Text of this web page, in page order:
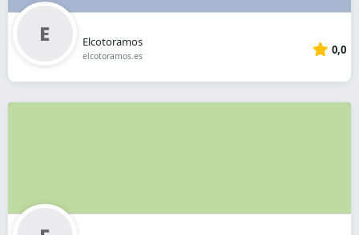
Elcotoramos
elcotoramos.es 0,0